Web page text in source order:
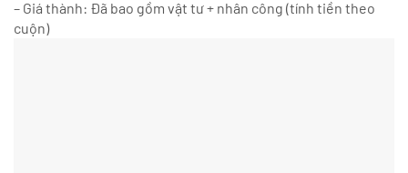
– Giá thành: Đã bao gồm vật tư + nhân công (tính tiền theo
cuộn)